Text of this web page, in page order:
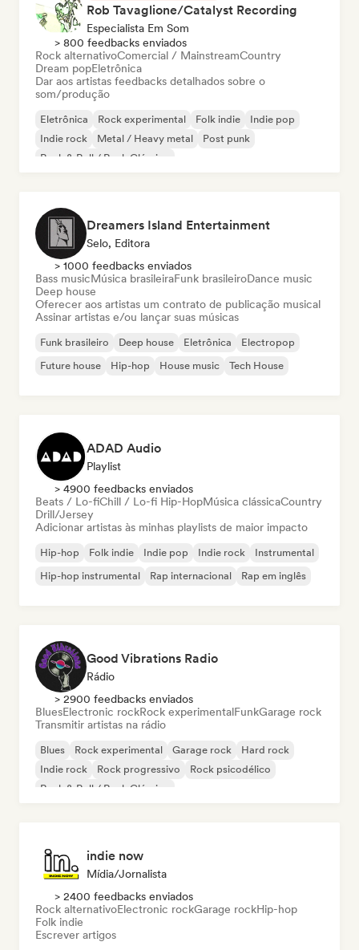
Rob Tavaglione/Catalyst Recording
Especialista Em Som
> 800 feedbacks enviados
Rock alternativoComercial / MainstreamCountry
Dream popEletrônica
Dar aos artistas feedbacks detalhados sobre o
som/produção
Eletrônica Rock experimental Folk indie
Indie pop
Indie rock
Metal / Heavy metal
Post punk
Rock & Roll / Rock Clássico
Dreamers Island Entertainment
Selo, Editora
> 1000 feedbacks enviados
Bass musicMúsica brasileiraFunk brasileiroDance music
Deep house
Oferecer aos artistas um contrato de publicação musical
Assinar artistas e/ou lançar suas músicas
Funk brasileiro Deep house Eletrônica
Electropop
Future house
Hip-hop House music Tech House
ADAD Audio
Playlist
> 4900 feedbacks enviados
Beats / Lo-fiChill / Lo-fi Hip-HopMúsica clássicaCountry
Drill/Jersey
Adicionar artistas às minhas playlists de maior impacto
Hip-hop Folk indie Indie pop Indie rock
Instrumental
Hip-hop instrumental
Rap internacional Rap em inglês
Good Vibrations Radio
Rádio
> 2900 feedbacks enviados
BluesElectronic rockRock experimentalFunkGarage rock
Transmitir artistas na rádio
Blues Rock experimental Garage rock
Hard rock
Indie rock
Rock progressivo
Rock psicodélico
Rock & Roll / Rock Clássico
indie now
Mídia/Jornalista
> 2400 feedbacks enviados
Rock alternativoElectronic rockGarage rockHip-hop
Folk indie
Escrever artigos